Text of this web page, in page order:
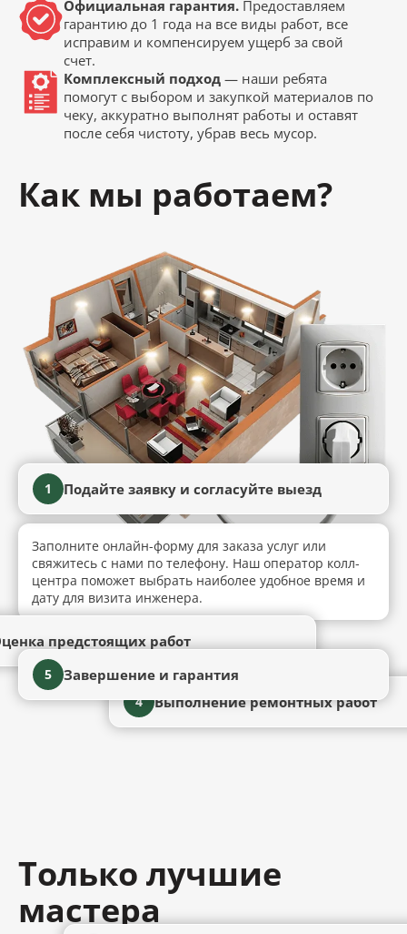
Официальная гарантия. Предоставляем
гарантию до 1 года на все виды работ, все
исправим и компенсируем ущерб за свой
счет.
Комплексный подход — наши ребята
помогут с выбором и закупкой материалов по
чеку, аккуратно выполнят работы и оставят
после себя чистоту, убрав весь мусор.
Как мы работаем?
1 Подайте заявку и согласуйте выезд
Заполните онлайн-форму для заказа услуг или
свяжитесь с нами по телефону. Наш оператор колл-
центра поможет выбрать наиболее удобное время и
дату для визита инженера.
предстоящих работ
4 Выполнение ремонтных работ
5 Завершение и гарантия
Только лучшие
мастера